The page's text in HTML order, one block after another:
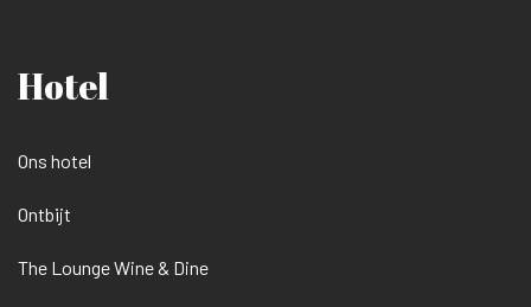
Hotel
Ons hotel
Ontbijt
The Lounge Wine & Dine